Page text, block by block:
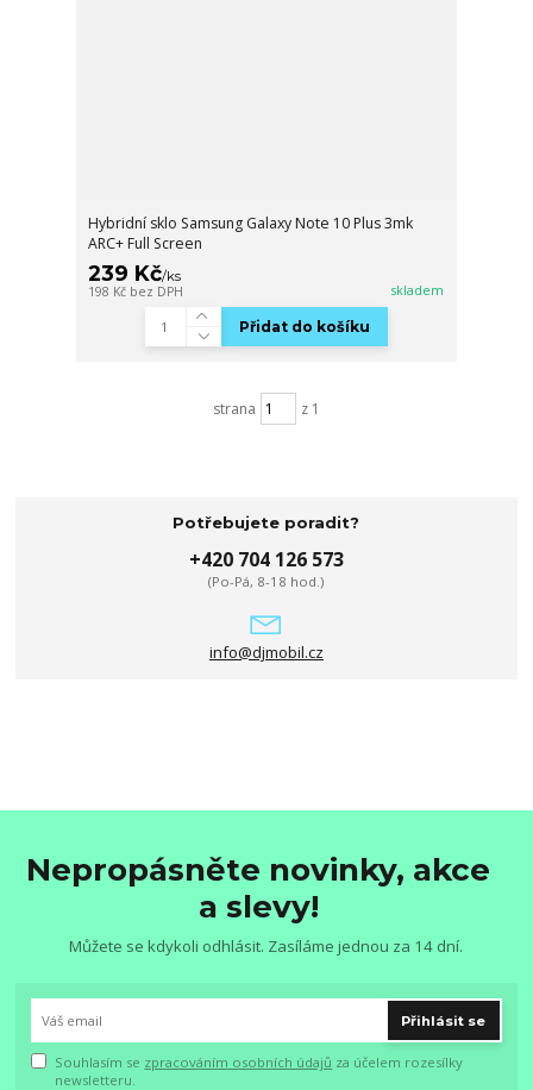
Hybridní sklo Samsung Galaxy Note 10 Plus 3mk
ARC+ Full Screen
239 Kč/ks
198 Kč bez DPH skladem
Přidat do košíku
strana z 1
Potřebujete poradit?
+420 704 126 573
(Po-Pá, 8-18 hod.)
info@djmobil.cz
Nepropásněte novinky, akce
a slevy!
Můžete se kdykoli odhlásit. Zasíláme jednou za 14 dní.
Přihlásit se
Souhlasím se zpracováním osobních údajů za účelem rozesílky
newsletteru.